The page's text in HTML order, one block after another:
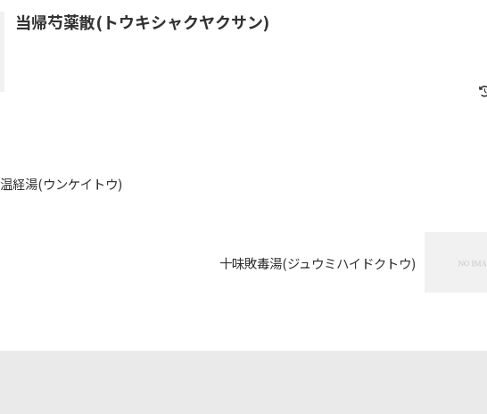
当帰芍薬散(トウキシャクヤクサン)
温経湯(ウンケイトウ)
十味敗毒湯(ジュウミハイドクトウ)